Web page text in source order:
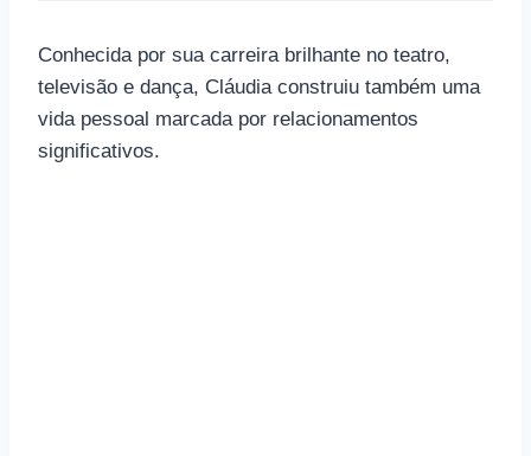
Conhecida por sua carreira brilhante no teatro,
televisão e dança, Cláudia construiu também uma
vida pessoal marcada por relacionamentos
significativos.